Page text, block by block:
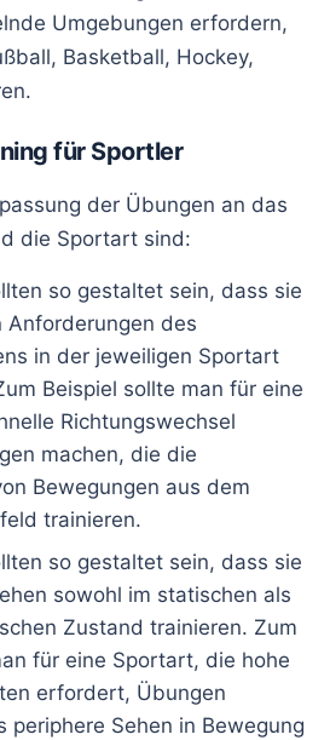
Umgebungen erfordern,
Basketball, Hockey,
für Sportler
der Übungen an das
die Sportart sind:
so gestaltet sein, dass sie
Anforderungen des
in der jeweiligen Sportart
Beispiel sollte man für eine
Richtungswechsel
machen, die die
Bewegungen aus dem
trainieren.
so gestaltet sein, dass sie
sowohl im statischen als
Zustand trainieren. Zum
für eine Sportart, die hohe
erfordert, Übungen
periphere Sehen in Bewegung